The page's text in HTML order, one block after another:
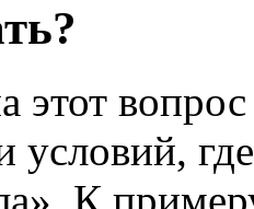
этот
условий,
К